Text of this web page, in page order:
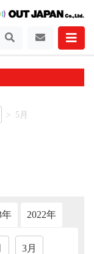
5月
年 2022年
3月